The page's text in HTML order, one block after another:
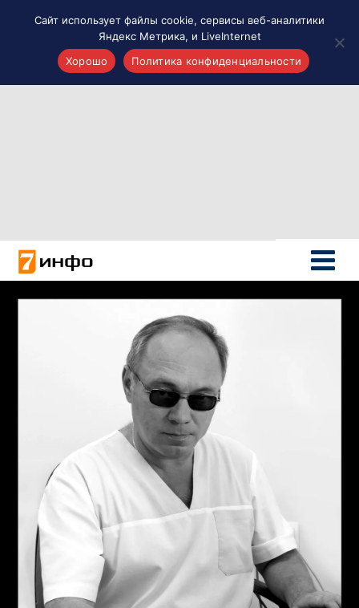
Новости России
Политика
Новости мира
ПОИСК ПО САЙТУ
Сайт использует файлы cookie, сервисы веб-аналитики
Яндекс Метрика, и LiveInternet
Хорошо
Политика конфиденциальности